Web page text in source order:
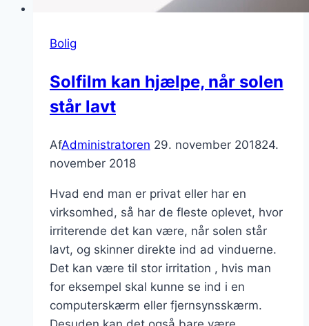
Bolig
Solfilm kan hjælpe, når solen
står lavt
AfAdministratoren 29. november 201824.
november 2018
Hvad end man er privat eller har en
virksomhed, så har de fleste oplevet, hvor
irriterende det kan være, når solen står
lavt, og skinner direkte ind ad vinduerne.
Det kan være til stor irritation , hvis man
for eksempel skal kunne se ind i en
computerskærm eller fjernsynsskærm.